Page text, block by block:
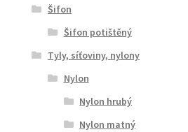
Šifon
Šifon potištěný
Tyly, síťoviny, nylony
Nylon
Nylon hrubý
Nylon matný